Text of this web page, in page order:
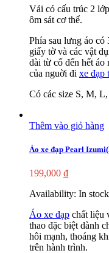
Vải có cấu trúc 2
ôm sát cơ thể.
Phía sau lưng áo
giấy tờ và các vật
dài từ cổ đến hết áo
của nguời đi xe đạp
Có các size S, M,
Thêm vào giỏ hàng
Áo xe đạp Pearl
199,000 ₫
Availability: In stock
Áo xe đạp chất liệu
thao đặc biệt dành
hôi mạnh, thoáng
trên hành trình.